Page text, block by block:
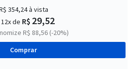
354,24à vista
de R$ 29,52
R$ 88,56 (-20%)
Comprar